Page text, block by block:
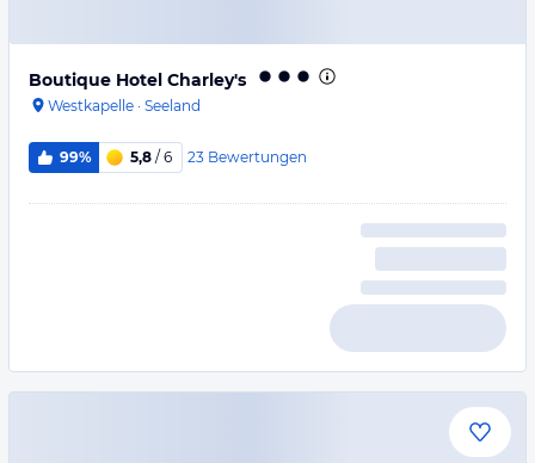
Boutique Hotel Charley's
Westkapelle · Seeland
99% 5,8 / 6 23 Bewertungen